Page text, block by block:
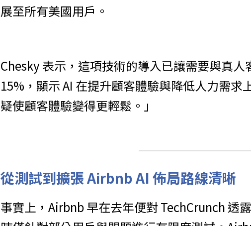
展至所有美國用戶。
Chesky 表示，這項技術的導入已讓需要與真人
15%，顯示 AI 在提升顧客體驗與降低人力需求
疑使顧客體驗變得更輕鬆。」
從測試到擴張 Airbnb AI 佈局路線清晰
事實上，Airbnb 早在去年便對 TechCrunch 透